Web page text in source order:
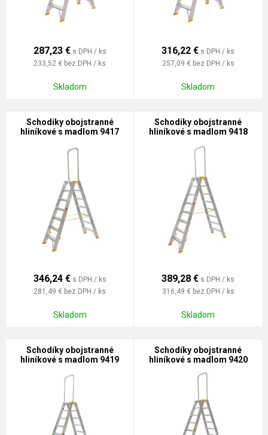
287,23 € s DPH / ks
233,52 € bez DPH / ks
Skladom
316,22 € s DPH / ks
257,09 € bez DPH / ks
Skladom
Schodíky obojstranné
hliníkové s madlom 9417
346,24 € s DPH / ks
281,49 € bez DPH / ks
Skladom
Schodíky obojstranné
hliníkové s madlom 9418
389,28 € s DPH / ks
316,49 € bez DPH / ks
Skladom
Schodíky obojstranné
hliníkové s madlom 9419
Schodíky obojstranné
hliníkové s madlom 9420